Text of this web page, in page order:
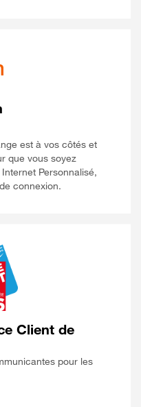
est à vos côtés et
que vous soyez
Personnalisé,
connexion.
Client de
pour les